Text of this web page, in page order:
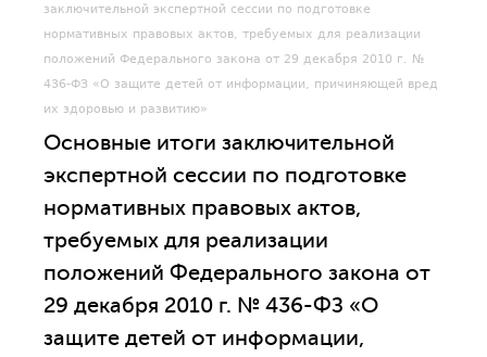
заключительной экспертной сессии по подготовке
нормативных правовых актов, требуемых для реализации
положений Федерального закона от 29 декабря 2010 г. №
436-ФЗ «О защите детей от информации, причиняющей вред
их здоровью и развитию»
Основные итоги заключительной
экспертной сессии по подготовке
нормативных правовых актов,
требуемых для реализации
положений Федерального закона от
29 декабря 2010 г. № 436-ФЗ «О
защите детей от информации,